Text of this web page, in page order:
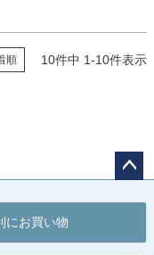
順 10件中 1-10件表示
へ
にお買い物